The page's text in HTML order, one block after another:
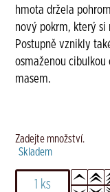
hmota držela
nový pokrm, který si
Postupně vznikly
osmaženou
masem.
Zadejte množství.
Skladem